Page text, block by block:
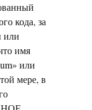
кода, за
или
имя
или
мере, в